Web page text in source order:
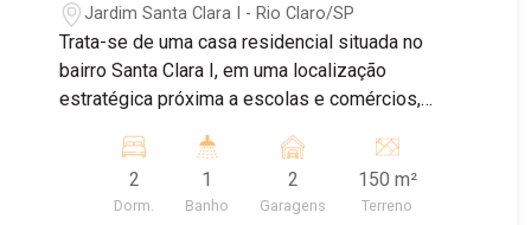
Jardim Santa Clara I - Rio Claro/SP
Trata-se de uma casa residencial situada no
bairro Santa Clara I, em uma localização
estratégica próxima a escolas e comércios,
possui dois dormitórios, sala acolhedora, cozinha
funcional e um banheiro bem distribuído. Conta
ainda com duas garagens coberta com
2
Dorm.
1
Banho
2
Garagens
150 m²
Terreno